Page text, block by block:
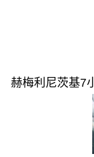
赫梅利尼茨基7